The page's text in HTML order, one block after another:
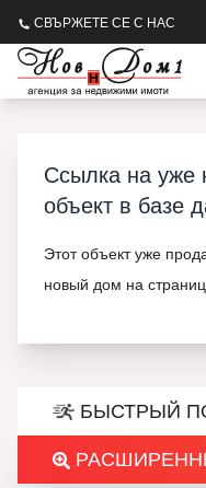
СВЪРЖЕТЕ СЕ С НАС
Ссылка на уже
объект в базе
Этот объект уже
новый дом на
БЫСТРЫЙ